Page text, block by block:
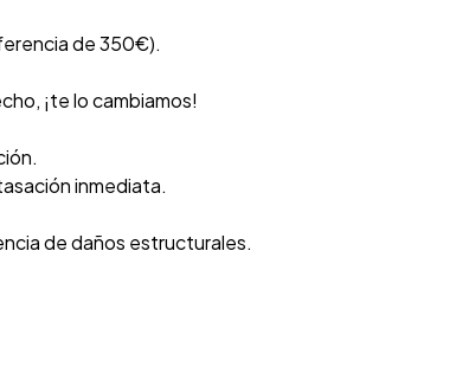
de 350€).
¡te lo cambiamos!
inmediata.
de daños estructurales.